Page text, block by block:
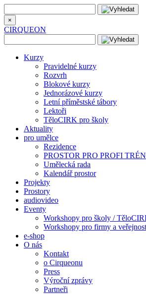
×
CIRQUEON
Kurzy
Pravidelné kurzy
Rozvrh
Blokové kurzy
Jednorázové kurzy
Letní příměstské tábory
Lektoři
TěloCIRK pro školy
Aktuality
pro umělce
Rezidence
PROSTOR PRO PROFI
Umělecká rada
Kalendář prostor
Projekty
Prostory
audiovideo
Eventy
Workshopy pro školy /
Workshopy pro firmy a veřejnost
e-shop
O nás
Kontakt
o Cirqueonu
Press
Výroční zprávy
Partneři